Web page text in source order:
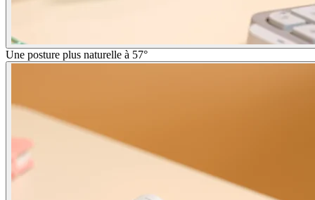
Une posture plus naturelle à 57°